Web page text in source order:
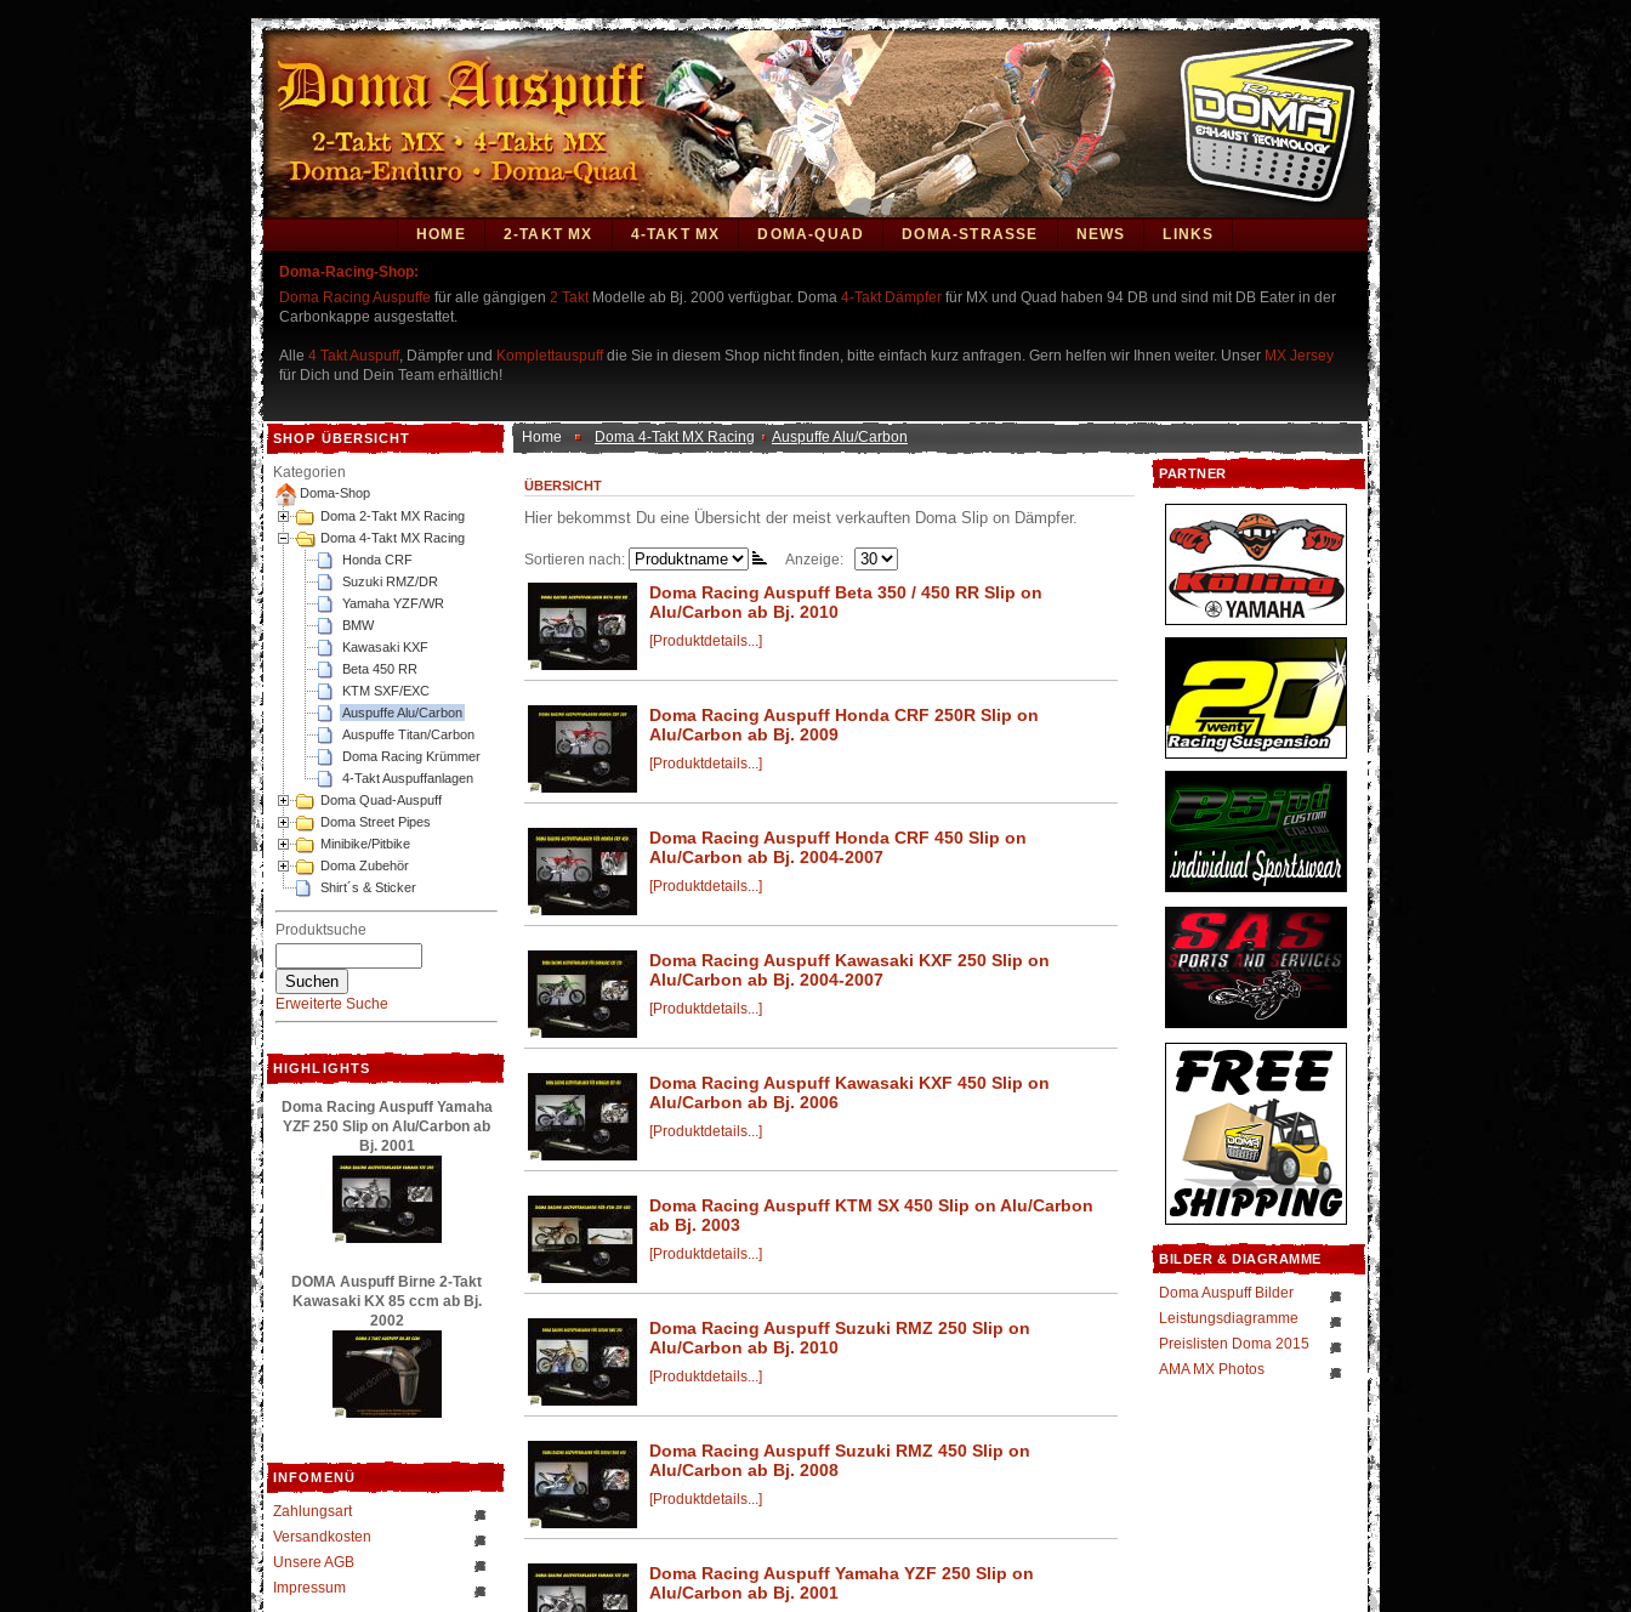
HOME 2-TAKT MX 4-TAKT MX DOMA-QUAD DOMA-STRASSE NEWS LINKS
Doma-Racing-Shop:
Doma Racing Auspuffe für alle gängigen 2 TaktModelle ab Bj. 2000 verfügbar. Doma 4-Takt Dämpfer für MX und Quad haben 94 DB und sind mit DB Eater in der
Carbonkappe ausgestattet.
Alle 4 Takt Auspuff, Dämpfer und Komplettauspuffdie Sie in diesem Shop nicht finden, bitte einfach kurz anfragen. Gern helfen wir Ihnen weiter. Unser MX Jersey
für Dich und Dein Team erhältlich!
SHOP ÜBERSICHT
Kategorien
Doma-Shop
Doma 2-Takt MX Racing
Doma 4-Takt MX Racing
Honda CRF
Suzuki RMZ/DR
Yamaha YZF/WR
BMW
Kawasaki KXF
Beta 450 RR
KTM SXF/EXC
Auspuffe Alu/Carbon
Auspuffe Titan/Carbon
Doma Racing Krümmer
4-Takt Auspuffanlagen
Doma Quad-Auspuff
Doma Street Pipes
Minibike/Pitbike
Doma Zubehör
Shirt´s & Sticker
Produktsuche
Erweiterte Suche
HIGHLIGHTS
Doma Racing Auspuff Yamaha
YZF 250 Slip on Alu/Carbon ab
Bj. 2001
DOMA Auspuff Birne 2-Takt
Kawasaki KX 85 ccm ab Bj.
2002
INFOMENÜ
Zahlungsart
Versandkosten
Unsere AGB
Impressum
Home Doma 4-Takt MX Racing Auspuffe Alu/Carbon
ÜBERSICHT
Hier bekommst Du eine Übersicht der meist verkauften Doma Slip on Dämpfer.
Sortieren nach: Anzeige:
Doma Racing Auspuff Beta 350 / 450 RR Slip on
Alu/Carbon ab Bj. 2010
[Produktdetails...]
Doma Racing Auspuff Honda CRF 250R Slip on
Alu/Carbon ab Bj. 2009
[Produktdetails...]
Doma Racing Auspuff Honda CRF 450 Slip on
Alu/Carbon ab Bj. 2004-2007
[Produktdetails...]
Doma Racing Auspuff Kawasaki KXF 250 Slip on
Alu/Carbon ab Bj. 2004-2007
[Produktdetails...]
Doma Racing Auspuff Kawasaki KXF 450 Slip on
Alu/Carbon ab Bj. 2006
[Produktdetails...]
Doma Racing Auspuff KTM SX 450 Slip on Alu/Carbon
ab Bj. 2003
[Produktdetails...]
Doma Racing Auspuff Suzuki RMZ 250 Slip on
Alu/Carbon ab Bj. 2010
[Produktdetails...]
Doma Racing Auspuff Suzuki RMZ 450 Slip on
Alu/Carbon ab Bj. 2008
[Produktdetails...]
Doma Racing Auspuff Yamaha YZF 250 Slip on
Alu/Carbon ab Bj. 2001
PARTNER
BILDER & DIAGRAMME
Doma Auspuff Bilder
Leistungsdiagramme
Preislisten Doma 2015
AMA MX Photos